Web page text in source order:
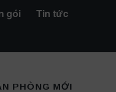
gói Tin tức
PHÒNG MỚI